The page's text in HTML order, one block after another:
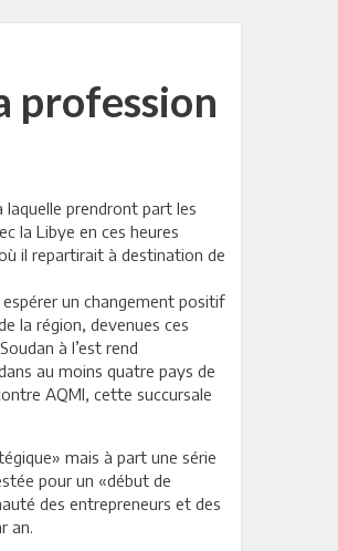
profession
laquelle prendront part les
la Libye en ces heures
il repartirait à destination de
un changement positif
la région, devenues ces
à l’est rend
au moins quatre pays de
AQMI, cette succursale
mais à part une série
pour un «début de
des entrepreneurs et des
an.